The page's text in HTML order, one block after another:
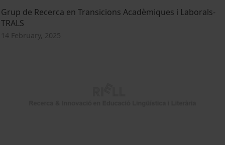
Grup de Recerca en Transicions Acadèmiques i Laborals-
TRALS
14 February, 2025